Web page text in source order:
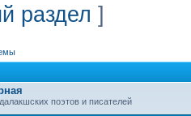
раздел ]
поэтов и писателей